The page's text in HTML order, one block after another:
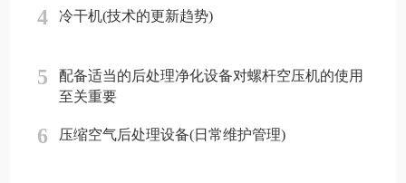
4 冷干机(技术的更新趋势)
5
配备适当的后处理净化设备对螺杆空压机的使用
至关重要
6 压缩空气后处理设备(日常维护管理)